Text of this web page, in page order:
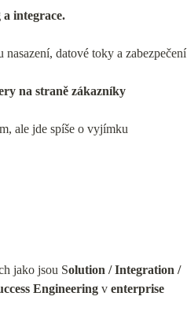
integrace.
datové toky a zabezpečení
na straně zákazníky
ale jde spíše o vyjímku
jako jsou Solution / Integration /
Engineering v enterprise